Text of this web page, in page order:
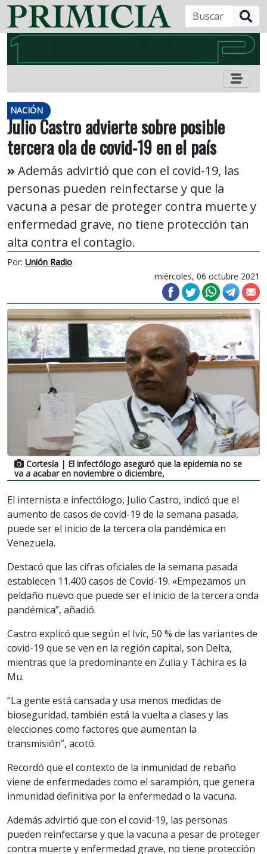
NACIÓN
Julio Castro advierte sobre posible
tercera ola de covid-19 en el país
Además advirtió que con el covid-19, las
personas pueden reinfectarse y que la
vacuna a pesar de proteger contra muerte y
enfermedad grave, no tiene protección tan
alta contra el contagio.
Por: Unión Radio
miércoles, 06 octubre 2021
Cortesía | El infectólogo aseguró que la epidemia no se
va a acabar en noviembre o diciembre,
El internista e infectólogo, Julio Castro, indicó que el
aumento de casos de covid-19 de la semana pasada,
puede ser el inicio de la tercera ola pandémica en
Venezuela.
Destacó que las cifras oficiales de la semana pasada
establecen 11.400 casos de Covid-19. «Empezamos un
peldaño nuevo que puede ser el inicio de la tercera onda
pandémica”, añadió.
Castro explicó que según el Ivic, 50 % de las variantes de
covid-19 que se ven en la región capital, son Delta,
mientras que la predominante en Zulia y Táchira es la
Mu.
“La gente está cansada y usa menos medidas de
bioseguridad, también está la vuelta a clases y las
elecciones como factores que aumentan la
transmisión”, acotó.
Recordó que el contexto de la inmunidad de rebaño
viene de enfermedades como el sarampión, que genera
inmunidad definitiva por la enfermedad o la vacuna.
Además advirtió que con el covid-19, las personas
pueden reinfectarse y que la vacuna a pesar de proteger
contra muerte y enfermedad grave, no tiene protección